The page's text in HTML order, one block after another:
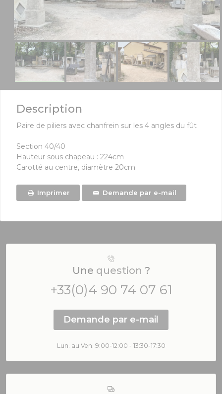
Description
Paire de piliers avec chanfrein sur les 4 angles du fût
Section 40/40
Hauteur sous chapeau : 224cm
Carotté au centre, diamètre 20cm
Imprimer Demande par e-mail
Une question ?
+33(0)4 90 74 07 61
Demande par e-mail
Lun. au Ven. 9:00-12:00 - 13:30-17:30